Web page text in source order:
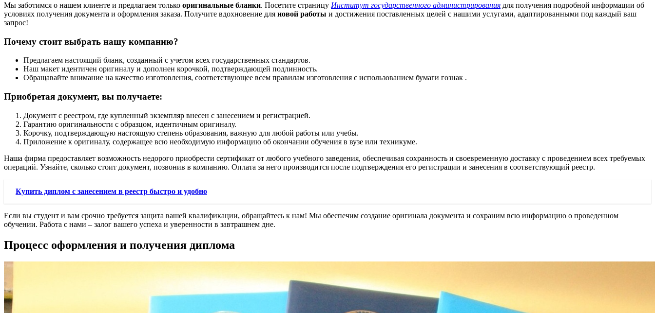
Мы заботимся о нашем клиенте и предлагаем только оригинальные бланки. Посетите страницу Институт государственного администрирования для получения подробной информации об
условиях получения документа и оформления заказа. Получите вдохновение для новой работы и достижения поставленных целей с нашими услугами, адаптированными под каждый ваш
запрос!
Почему стоит выбрать нашу компанию?
Предлагаем настоящий бланк, созданный с учетом всех государственных стандартов.
Наш макет идентичен оригиналу и дополнен корочкой, подтверждающей подлинность.
Обращавайте внимание на качество изготовления, соответствующее всем правилам изготовления с использованием бумаги гознак .
Приобретая документ, вы получаете:
Документ с реестром, где купленный экземпляр внесен с занесением и регистрацией.
Гарантию оригинальности с образцом, идентичным оригиналу.
Корочку, подтверждающую настоящую степень образования, важную для любой работы или учебы.
Приложение к оригиналу, содержащее всю необходимую информацию об окончании обучения в вузе или техникуме.
Наша фирма предоставляет возможность недорого приобрести сертификат от любого учебного заведения, обеспечивая сохранность и своевременную доставку с проведением всех требуемых
операций. Узнайте, сколько стоит документ, позвонив в компанию. Оплата за него производится после подтверждения его регистрации и занесения в соответствующий реестр.
Купить диплом с занесением в реестр быстро и удобно
Если вы студент и вам срочно требуется защита вашей квалификации, обращайтесь к нам! Мы обеспечим создание оригинала документа и сохраним всю информацию о проведенном
обучении. Работа с нами – залог вашего успеха и уверенности в завтрашнем дне.
Процесс оформления и получения диплома